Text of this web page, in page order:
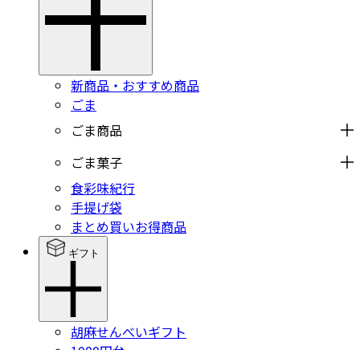
新商品・おすすめ商品
ごま
ごま商品
ごま菓子
食彩味紀行
手提げ袋
まとめ買いお得商品
ギフト
胡麻せんべいギフト